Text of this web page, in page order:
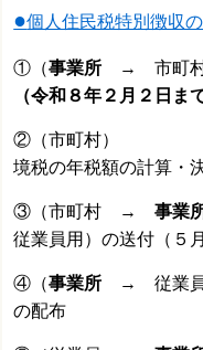
●個人住民税特別徴収
①（事業所 → 市町村
（令和８年２月２日まで
②（市町
境税の年税額の計算・
③（市町村 →事業
従業員用）の送付（５
④（事業所 → 従業員
の配布